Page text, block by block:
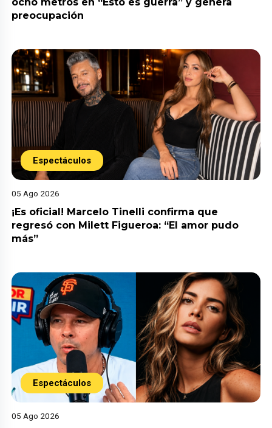
preocupación
Espectáculos
05 Ago 2026
¡Es oficial! Marcelo Tinelli confirma que
regresó con Milett Figueroa: “El amor pudo
más”
Espectáculos
05 Ago 2026